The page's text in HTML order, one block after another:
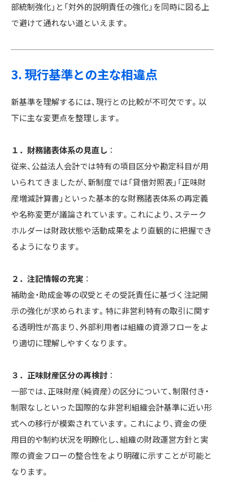
部統制強化」と「対外的説明責任の強化」を同時に図る上
で避けて通れない道といえます。
3. 現行基準との主な相違点
新基準を理解するには、現行との比較が不可欠です。以
下に主な変更点を整理します。
１．財務諸表体系の見直し ：
従来、公益法人会計では特有の項目区分や勘定科目が用
いられてきましたが、新制度では「貸借対照表」「正味財
産増減計算書」といった基本的な財務諸表体系の再定義
や名称変更が議論されています。これにより、ステーク
ホルダーは財政状態や活動成果をより直観的に把握でき
るようになります。
２．注記情報の充実 ：
補助金・助成金等の収受とその受託責任に基づく注記開
示の強化が求められます。特に非営利特有の取引に関す
る透明性が高まり、外部利用者は組織の資源フローをよ
り適切に理解しやすくなります。
３．正味財産区分の再検討 ：
一部では、正味財産（純資産）の区分について、制限付き・
制限なしといった国際的な非営利組織会計基準に近い形
式への移行が模索されています。これにより、資金の使
用目的や制約状況を明瞭化し、組織の財政運営方針と実
際の資金フローの整合性をより明確に示すことが可能と
なります。